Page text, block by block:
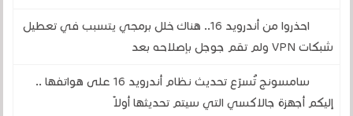
احذروا من أندرويد 16.. هناك خلل برمجي يتسبب في تعطيل
شبكات VPN ولم تقم جوجل بإصلاحه بعد
سامسونج تُسرّع تحديث نظام أندرويد 16 على هواتفها ..
إليكم أجهزة جالاكسي التي سيتم تحديثها أولاً